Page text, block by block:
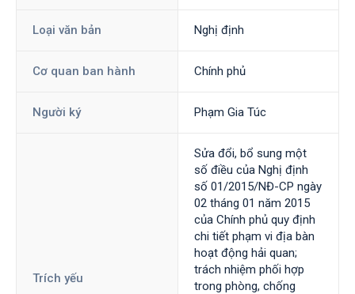
Loại văn bản Nghị định
Cơ quan ban hành Chính phủ
Người ký Phạm Gia Túc
Trích yếu
Sửa đổi, bổ sung một
số điều của Nghị định
số 01/2015/NĐ-CP ngày
02 tháng 01 năm 2015
của Chính phủ quy định
chi tiết phạm vi địa bàn
hoạt động hải quan;
trách nhiệm phối hợp
trong phòng, chống